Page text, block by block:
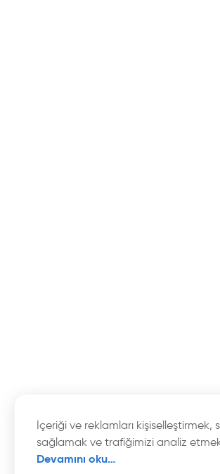
İçeriği ve reklamları kişiselleştirmek,
sağlamak ve trafiğimizi analiz
Devamını oku…